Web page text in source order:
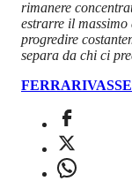
rimanere
estrarre il massimo
progredire
separa da chi ci
FERRARI